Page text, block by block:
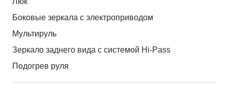
Боковые зеркала с электроприводом
Мультируль
Зеркало заднего вида с системой Hi-Pass
Подогрев руля